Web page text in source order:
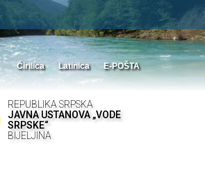
Ćirilica Latinica E-POŠTA
REPUBLIKA SRPSKA
JAVNA USTANOVA „VODE
SRPSKE“
BIJELJINA